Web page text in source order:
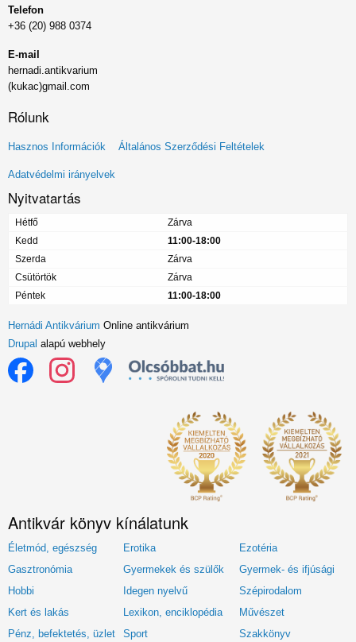
Telefon
+36 (20) 988 0374
E-mail
hernadi.antikvarium
(kukac)gmail.com
Rólunk
Lábléc
menü
Hasznos Információk Általános Szerződési Feltételek
Adatvédelmi irányelvek
Nyitvatartás
Hétfő
Zárva
Kedd
11:00-18:00
Szerda
Zárva
Csütörtök
Zárva
Péntek
11:00-18:00
Hernádi Antikvárium Online antikvárium
Drupal alapú webhely
Antikvár könyv kínálatunk
Életmód, egészség Erotika
Ezotéria
Gasztronómia
Gyermekek és szülők
Gyermek- és ifjúsági
Hobbi
Idegen nyelvű
Szépirodalom
Kert és lakás
Lexikon, enciklopédia
Művészet
Pénz, befektetés, üzlet
Sport Szakkönyv